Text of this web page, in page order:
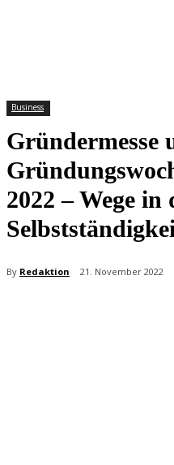
Business
Gründermesse
2022 – Wege in
By Redaktion 21. November 2022